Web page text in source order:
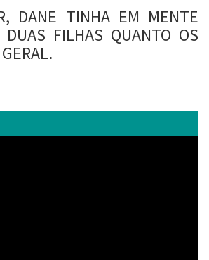
DANE TINHA EM MENTE
FILHAS QUANTO OS